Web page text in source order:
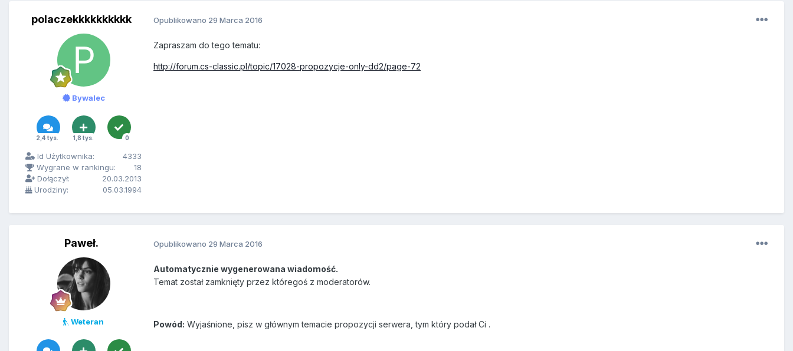
polaczekkkkkkkkkk
Bywalec
2,4 tys. 1,8 tys. 0
Id Użytkownika:
4333
Wygrane w rankingu:
18
Dołączył:
20.03.2013
Urodziny:
05.03.1994
Opublikowano 29 Marca 2016
Zapraszam do tego tematu:
http://forum.cs-classic.pl/topic/17028-propozycje-only-dd2/page-72
Paweł.
Weteran
Opublikowano 29 Marca 2016
Automatycznie wygenerowana wiadomość.
Temat został zamknięty przez któregoś z moderatorów.
Powód: Wyjaśnione, pisz w głównym temacie propozycji serwera, tym który podał Ci .